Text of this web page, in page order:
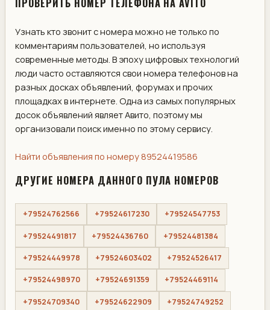
ПРОВЕРИТЬ НОМЕР ТЕЛЕФОНА НА AVITO
Узнать кто звонит с номера можно не только по
комментариям пользователей, но используя
современные методы. В эпоху цифровых технологий
люди часто оставляются свои номера телефонов на
разных досках объявлений, форумах и прочих
площадках в интернете. Одна из самых популярных
досок объявлений являет Авито, поэтому мы
организовали поиск именно по этому сервису.
Найти объявления по номеру 89524419586
ДРУГИЕ НОМЕРА ДАННОГО ПУЛА НОМЕРОВ
+79524762566 +79524617230 +79524547753
+79524491817 +79524436760 +79524481384
+79524449978 +79524603402 +79524526417
+79524498970 +79524691359 +79524469114
+79524709340 +79524622909 +79524749252